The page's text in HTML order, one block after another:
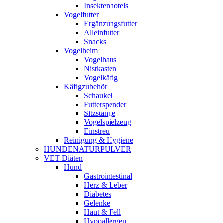
Insektenhotels
Vogelfutter
Ergänzungsfutter
Alleinfutter
Snacks
Vogelheim
Vogelhaus
Nistkasten
Vogelkäfig
Käfigzubehör
Schaukel
Futterspender
Sitzstange
Vogelspielzeug
Einstreu
Reinigung & Hygiene
HUNDENATURPULVER
VET Diäten
Hund
Gastrointestinal
Herz & Leber
Diabetes
Gelenke
Haut & Fell
Hypoallergen